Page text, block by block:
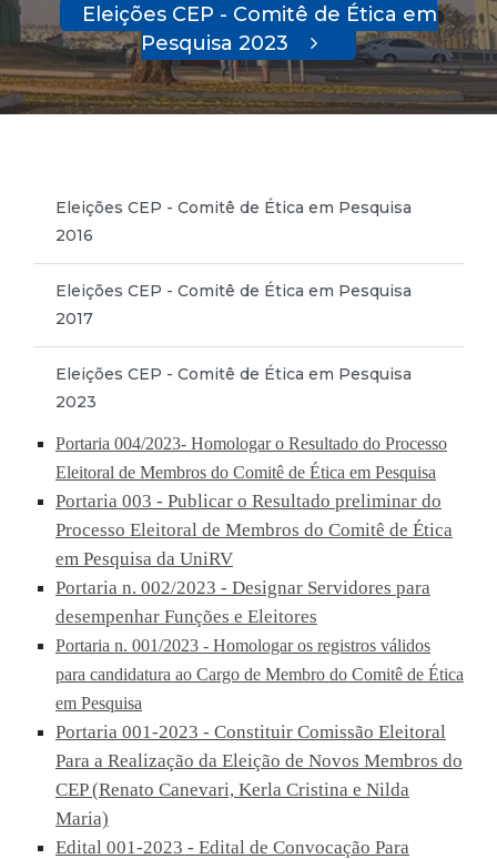
Eleições CEP - Comitê de Ética em
Pesquisa 2023
Eleições CEP - Comitê de Ética em Pesquisa
2016
Eleições CEP - Comitê de Ética em Pesquisa
2017
Eleições CEP - Comitê de Ética em Pesquisa
2023
Portaria 004/2023- Homologar o Resultado do Processo
Eleitoral de Membros do Comitê de Ética em Pesquisa
Portaria 003 - Publicar o Resultado preliminar do
Processo Eleitoral de Membros do Comitê de Ética
em Pesquisa da UniRV
Portaria n. 002/2023 - Designar Servidores para
desempenhar Funções e Eleitores
Portaria n. 001/2023 - Homologar os registros válidos
para candidatura ao Cargo de Membro do Comitê de Ética
em Pesquisa
Portaria 001-2023 - Constituir Comissão Eleitoral
Para a Realização da Eleição de Novos Membros do
CEP (Renato Canevari, Kerla Cristina e Nilda
Maria)
Edital 001-2023 - Edital de Convocação Para